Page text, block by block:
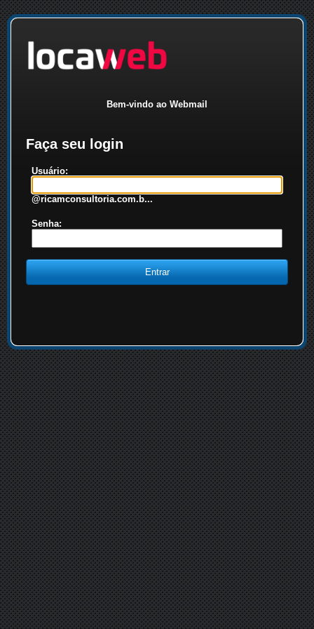
Bem-vindo ao Webmail
Faça seu login
Usuário:
@ricamconsultoria.com.b...
Senha: